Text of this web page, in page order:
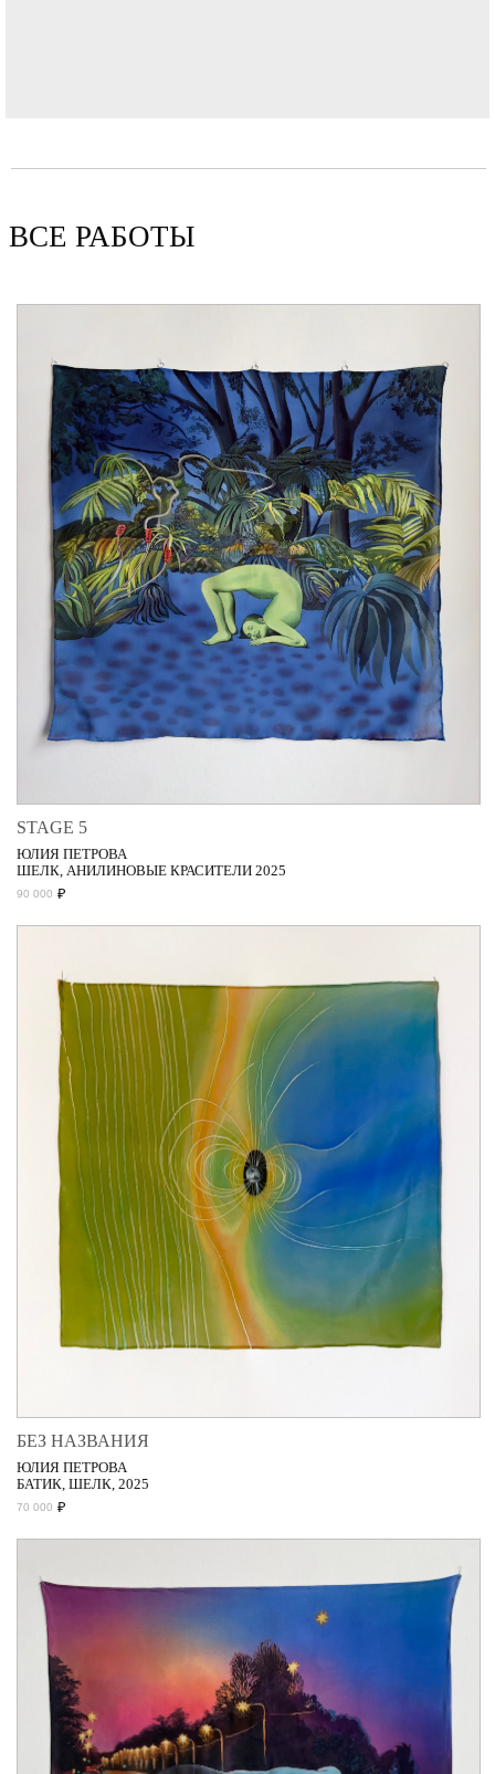
ВСЕ РАБОТЫ
STAGE 5
ЮЛИЯ ПЕТРОВА
ШЕЛК, АНИЛИНОВЫЕ КРАСИТЕЛИ 2025
90 000 ₽
БЕЗ НАЗВАНИЯ
ЮЛИЯ ПЕТРОВА
БАТИК, ШЕЛК, 2025
70 000 ₽